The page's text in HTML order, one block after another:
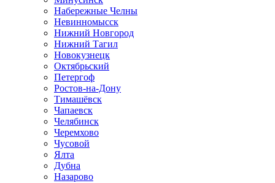
Набережные Челны
Невинномысск
Нижний Новгород
Нижний Тагил
Новокузнецк
Октябрьский
Петергоф
Ростов-на-Дону
Тимашёвск
Чапаевск
Челябинск
Черемхово
Чусовой
Ялта
Дубна
Назарово